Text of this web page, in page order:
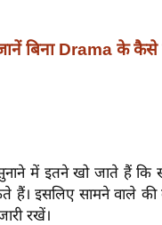
बिना Drama के
में इतने खो जाते हैं कि
इसलिए सामने वाले की
रखें।